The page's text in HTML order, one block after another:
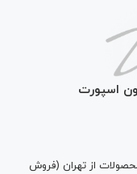
اسپورت
از تهران (فروش